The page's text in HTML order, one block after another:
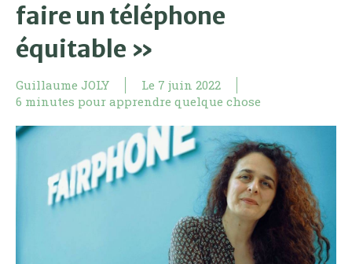
faire un téléphone
équitable »
Guillaume JOLY Le 7 juin 2022
6 minutes pour apprendre quelque chose